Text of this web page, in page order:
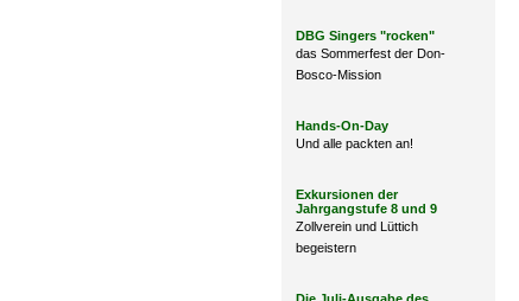
DBG Singers "rocken"
das Sommerfest der Don-
Bosco-Mission
Hands-On-Day
Und alle packten an!
Exkursionen der
Jahrgangstufe 8 und 9
Zollverein und Lüttich
begeistern